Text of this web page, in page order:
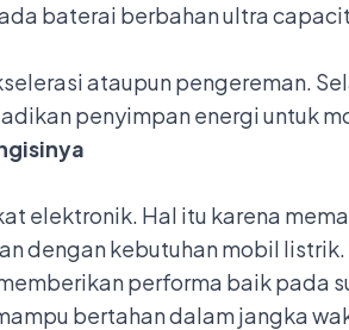
baterai berbahan ultra
ataupun pengereman.
penyimpan energi untuk
elektronik. Hal itu karena
dengan kebutuhan mobil listrik.
performa baik pada
bertahan dalam jangka